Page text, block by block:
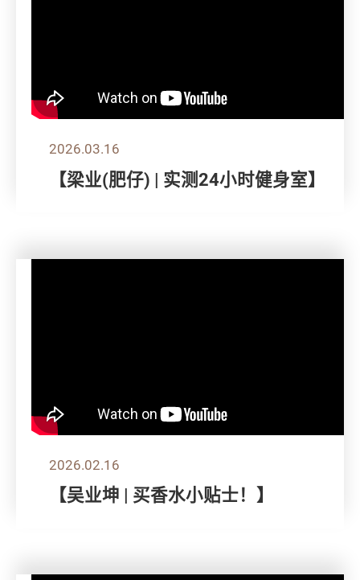
2026.03.16
【梁业(肥仔) | 实测24小时健身室】
2026.02.16
【吴业坤 | 买香水小贴士！】